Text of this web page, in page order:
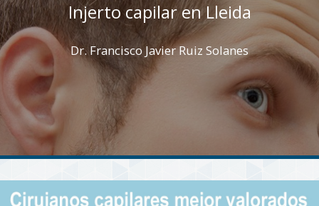
Injerto capilar en Lleida
Dr. Francisco Javier Ruiz Solanes